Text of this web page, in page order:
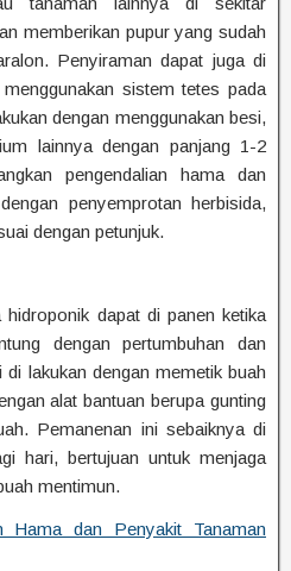
memberikan pupur yang sudah
Penyiraman dapat juga di
sistem tetes pada
dengan menggunakan besi,
lainnya dengan panjang 1-2
pengendalian hama dan
penyemprotan herbisida,
dengan petunjuk.
dapat di panen ketika
dengan pertumbuhan dan
lakukan dengan memetik buah
alat bantuan berupa gunting
Pemanenan ini sebaiknya di
hari, bertujuan untuk menjaga
mentimun.
Hama dan Penyakit Tanaman